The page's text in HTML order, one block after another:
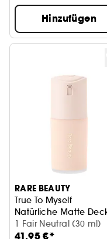
Hinzufügen
RARE BEAUTY
True To Myself
Natürliche Matte
1 Fair Neutral (30 ml)